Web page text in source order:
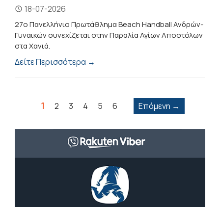
18-07-2026
27ο Πανελλήνιο Πρωτάθλημα Beach Handball Ανδρών-
Γυναικών συνεχίζεται στην Παραλία Αγίων Αποστόλων
στα Χανιά.
Δείτε Περισσότερα →
1 2 3 4 5 6 Επόμενη →